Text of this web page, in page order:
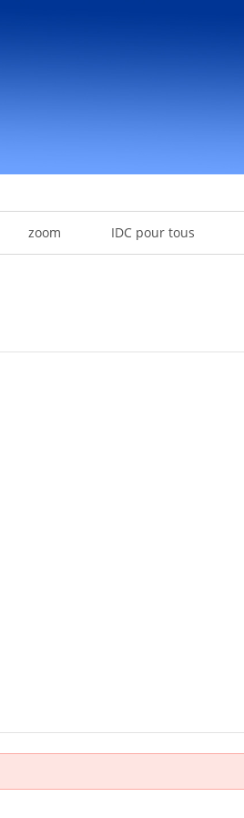
zoom IDC pour tous